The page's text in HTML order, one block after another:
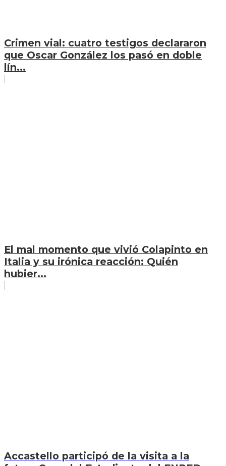
Crimen vial: cuatro testigos declararon
que Oscar González los pasó en doble
lín...
El mal momento que vivió Colapinto en
Italia y su irónica reacción: Quién
hubier...
Accastello participó de la visita a la